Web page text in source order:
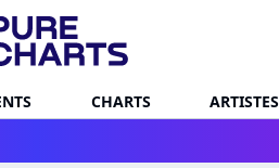
CHARTS ARTISTES